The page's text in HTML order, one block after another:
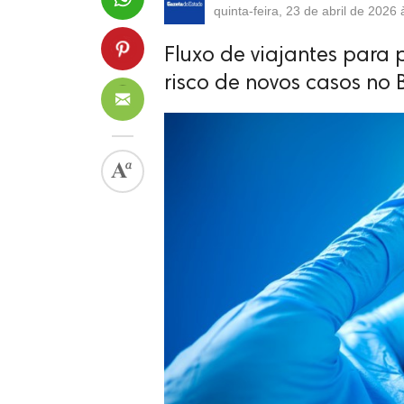
quinta-feira, 23 de abril de 2026
Fluxo de viajantes para
risco de novos casos no